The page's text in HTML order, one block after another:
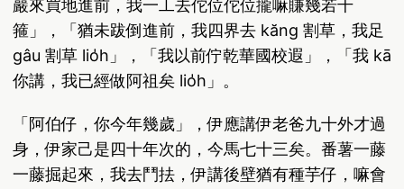
巖來買地進前，我一工去佗位佗位攏嘛賺幾若千
箍」，「猶未跋倒進前，我四界去 kăng 割草，我足
gâu 割草 lio̍h」，「我以前佇乾華國校遐」，「我 kā
你講，我已經做阿祖矣 lio̍h」。
「阿伯仔，你今年幾歲」，伊應講伊老爸九十外才過
身，伊家己是四十年次的，今馬七十三矣。番薯一藤
一藤掘起來，我去鬥抾，伊講後壁猶有種芋仔，嘛會